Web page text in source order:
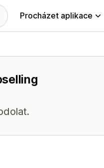
Procházet aplikace